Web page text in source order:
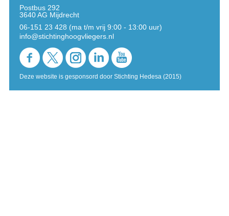
Postbus 292
3640 AG Mijdrecht
06-151 23 428 (ma t/m vrij 9:00 - 13:00 uur)
info@stichtinghoogvliegers.nl
Deze website is gesponsord door Stichting Hedesa (2015)